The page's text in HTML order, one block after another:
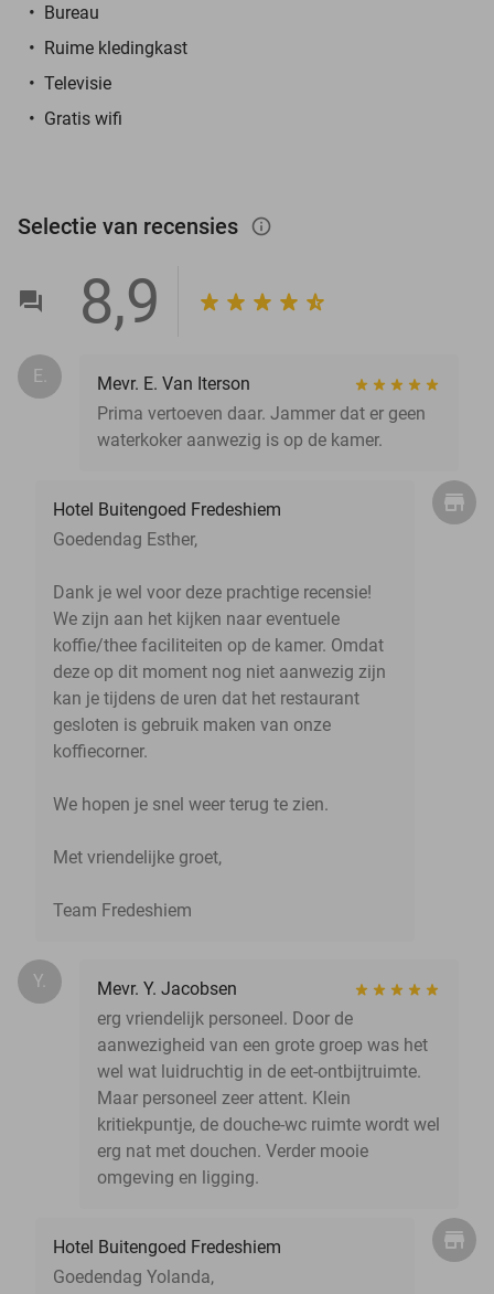
Bureau
Ruime kledingkast
Televisie
Gratis wifi
Selectie van recensies info_outlined
8,9
E.
Mevr. E. Van Iterson
Prima vertoeven daar. Jammer dat er geen
waterkoker aanwezig is op de kamer.
Hotel Buitengoed Fredeshiem
Goedendag Esther,
Dank je wel voor deze prachtige recensie!
We zijn aan het kijken naar eventuele
koffie/thee faciliteiten op de kamer. Omdat
deze op dit moment nog niet aanwezig zijn
kan je tijdens de uren dat het restaurant
gesloten is gebruik maken van onze
koffiecorner.
We hopen je snel weer terug te zien.
Met vriendelijke groet,
Team Fredeshiem
Y.
Mevr. Y. Jacobsen
erg vriendelijk personeel. Door de
aanwezigheid van een grote groep was het
wel wat luidruchtig in de eet-ontbijtruimte.
Maar personeel zeer attent. Klein
kritiekpuntje, de douche-wc ruimte wordt wel
erg nat met douchen. Verder mooie
omgeving en ligging.
Hotel Buitengoed Fredeshiem
Goedendag Yolanda,